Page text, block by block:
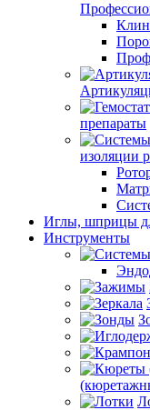
препараты
изоляции
Иглы, шприцы
Инструменты